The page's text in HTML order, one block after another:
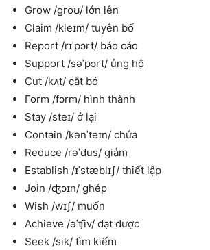
Grow /groʊ/ lớn lên
Claim /kleɪm/ tuyên bố
Report /rɪˈpɔrt/ báo cáo
Support /səˈpɔrt/ ủng hộ
Cut /kʌt/ cắt bỏ
Form /fɔrm/ hình thành
Stay /steɪ/ ở lại
Contain /kənˈteɪn/ chứa
Reduce /rəˈdus/ giảm
Establish /ɪˈstæblɪʃ/ thiết lập
Join /ʤɔɪn/ ghép
Wish /wɪʃ/ muốn
Achieve /əˈʧiv/ đạt được
Seek /sik/ tìm kiếm